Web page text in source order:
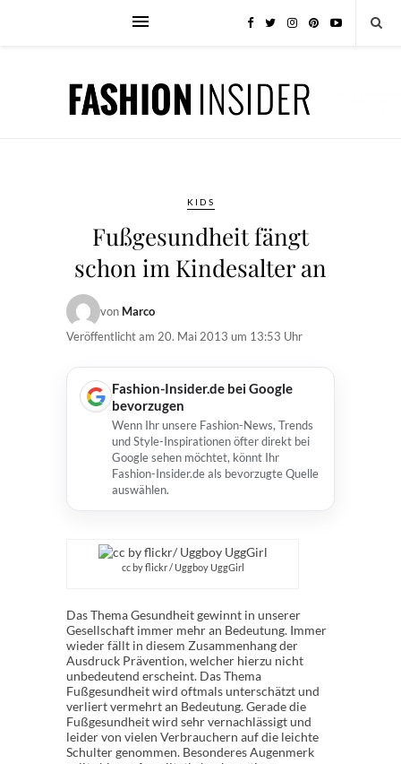
KIDS
Fußgesundheit fängt
schon im Kindesalter an
von Marco
Veröffentlicht am 20. Mai 2013 um 13:53 Uhr
Fashion-Insider.de bei Google
bevorzugen
Wenn Ihr unsere Fashion-News, Trends
und Style-Inspirationen öfter direkt bei
Google sehen möchtet, könnt Ihr
Fashion-Insider.de als bevorzugte Quelle
auswählen.
cc by flickr / Uggboy UggGirl
Das Thema Gesundheit gewinnt in unserer
Gesellschaft immer mehr an Bedeutung. Immer
wieder fällt in diesem Zusammenhang der
Ausdruck Prävention, welcher hierzu nicht
unbedeutend erscheint. Das Thema
Fußgesundheit wird oftmals unterschätzt und
verliert vermehrt an Bedeutung. Gerade die
Fußgesundheit wird sehr vernachlässigt und
leider von vielen Verbrauchern auf die leichte
Schulter genommen. Besonderes Augenmerk